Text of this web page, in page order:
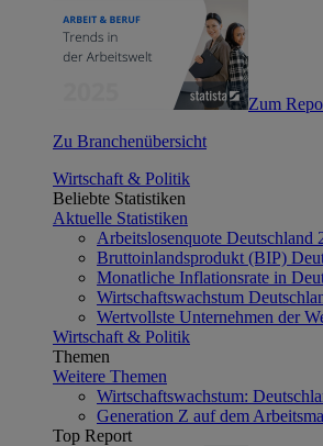
Zum
Zu Branchenübersicht
Wirtschaft & Politik
Beliebte Statistiken
Aktuelle Statistiken
Arbeitslosenquote Deutschland
Bruttoinlandsprodukt (BIP)
Monatliche Inflationsrate in
Wirtschaftswachstum
Wertvollste Unternehmen der
Wirtschaft & Politik
Themen
Weitere Themen
Wirtschaftswachstum:
Generation Z auf dem
Top Report